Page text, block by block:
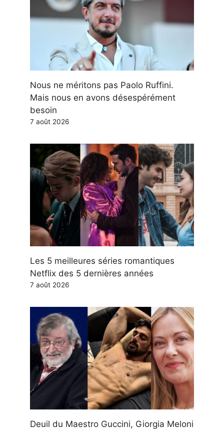
Nous ne méritons pas Paolo Ruffini.
Mais nous en avons désespérément
besoin
7 août 2026
Les 5 meilleures séries romantiques
Netflix des 5 dernières années
7 août 2026
Deuil du Maestro Guccini, Giorgia Meloni